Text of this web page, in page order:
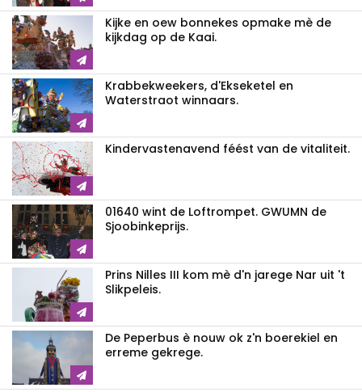
Kijke en oew bonnekes opmake mè de
kijkdag op de Kaai.
Krabbekweekers, d'Ekseketel en
Waterstraot winnaars.
Kindervastenavend féést van de vitaliteit.
01640 wint de Loftrompet. GWUMN de
Sjoobinkeprijs.
Prins Nilles III kom mè d'n jarege Nar uit 't
Slikpeleis.
De Peperbus è nouw ok z'n boerekiel en
erreme gekrege.